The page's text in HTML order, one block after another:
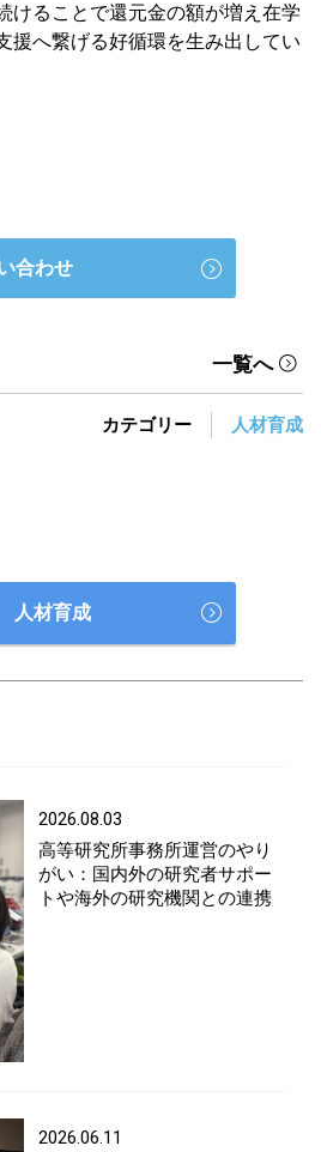
けることで還元金の額が増え在学
援へ繋げる好循環を生み出してい
合わせ
一覧へ
カテゴリー 人材育成
人材育成
2026.08.03
高等研究所事務所運営のやり
がい：国内外の研究者サポー
トや海外の研究機関との連携
2026.06.11